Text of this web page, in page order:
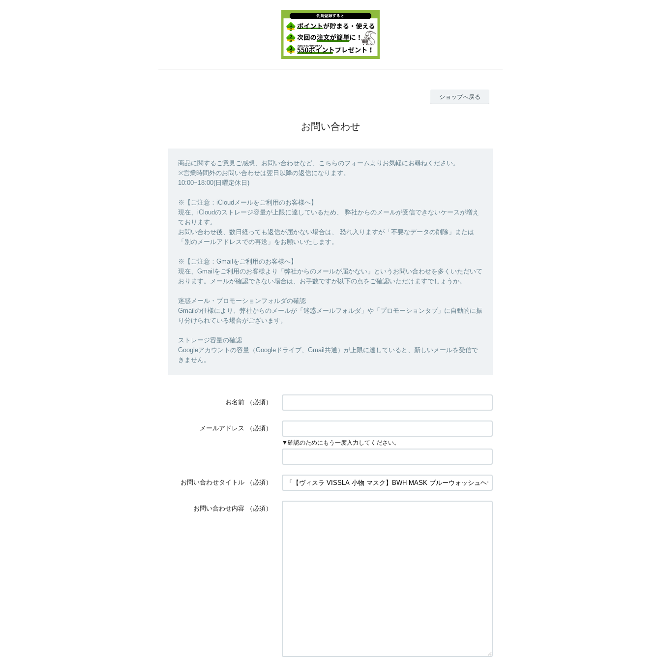
ショップへ戻る
お問い合わせ
商品に関するご意見ご感想、お問い合わせなど、こちらのフォームよりお気軽にお尋ねください。
※営業時間外のお問い合わせは翌日以降の返信になります。
10:00~18:00(日曜定休日)
※【ご注意：iCloudメールをご利用のお客様へ】
現在、iCloudのストレージ容量が上限に達しているため、 弊社からのメールが受信できないケースが増え
ております。
お問い合わせ後、数日経っても返信が届かない場合は、 恐れ入りますが「不要なデータの削除」または
「別のメールアドレスでの再送」をお願いいたします。
※【ご注意：Gmailをご利用のお客様へ】
現在、Gmailをご利用のお客様より「弊社からのメールが届かない」というお問い合わせを多くいただいて
おります。メールが確認できない場合は、お手数ですが以下の点をご確認いただけますでしょうか。
迷惑メール・プロモーションフォルダの確認
Gmailの仕様により、弊社からのメールが「迷惑メールフォルダ」や「プロモーションタブ」に自動的に振
り分けられている場合がございます。
ストレージ容量の確認
Googleアカウントの容量（Googleドライブ、Gmail共通）が上限に達していると、新しいメールを受信で
きません。
お名前 （必須）
メールアドレス （必須）
▼確認のためにもう一度入力してください。
お問い合わせタイトル （必須）
お問い合わせ内容 （必須）